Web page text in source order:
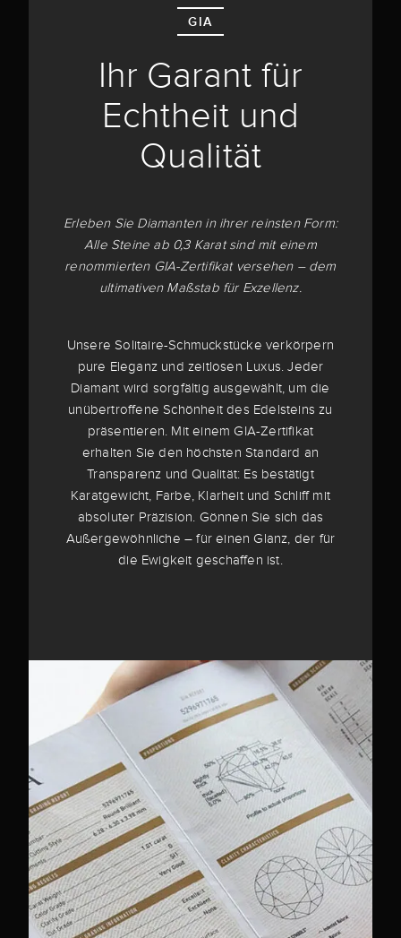
GIA
Ihr Garant für
Echtheit und
Qualität
Erleben Sie Diamanten in ihrer reinsten Form:
Alle Steine ab 0,3 Karat sind mit einem
renommierten GIA-Zertifikat versehen – dem
ultimativen Maßstab für Exzellenz.
Unsere Solitaire-Schmuckstücke verkörpern
pure Eleganz und zeitlosen Luxus. Jeder
Diamant wird sorgfältig ausgewählt, um die
unübertroffene Schönheit des Edelsteins zu
präsentieren. Mit einem GIA-Zertifikat
erhalten Sie den höchsten Standard an
Transparenz und Qualität: Es bestätigt
Karatgewicht, Farbe, Klarheit und Schliff mit
absoluter Präzision. Gönnen Sie sich das
Außergewöhnliche – für einen Glanz, der für
die Ewigkeit geschaffen ist.